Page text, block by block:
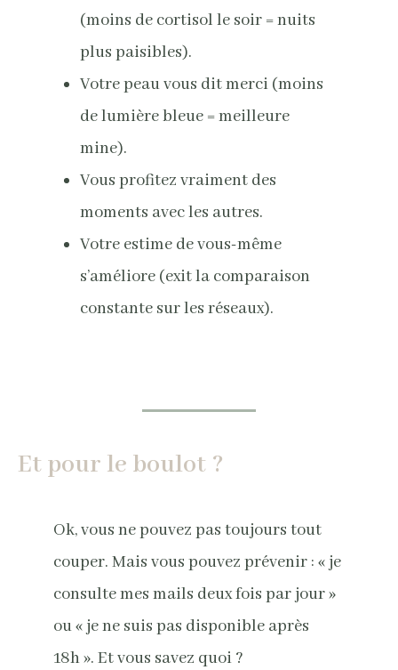
(moins de cortisol le soir = nuits
plus paisibles).
Votre peau vous dit merci (moins
de lumière bleue = meilleure
mine).
Vous profitez vraiment des
moments avec les autres.
Votre estime de vous-même
s’améliore (exit la comparaison
constante sur les réseaux).
Et pour le boulot ?
Ok, vous ne pouvez pas toujours tout
couper. Mais vous pouvez prévenir : « je
consulte mes mails deux fois par jour »
ou « je ne suis pas disponible après
18h ». Et vous savez quoi ?